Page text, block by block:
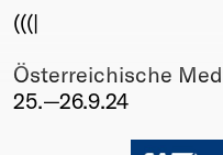
(((|
About
Club
Österreichische
25.—26.9.24